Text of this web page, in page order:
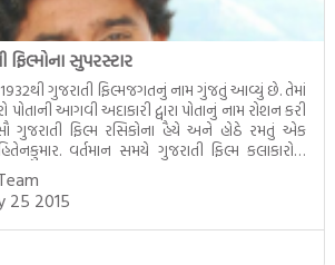
ફિલ્મોના સુપરસ્ટાર
ગુજરાતી ફિલ્મજગતનું નામ ગુંજતું આવ્યું છે. તેમાં
આગવી અદાકારી દ્વારા પોતાનું નામ રોશન કરી
ગુજરાતી ફિલ્મ રસિકોના હૈયે અને હોઠે રમતું એક
વર્તમાન સમયે ગુજરાતી ફિલ્મ કલાકારોમાં
પંક્તિમાં લેવાય છે. ગુજરાતી ભાષામાં તેઓ પોતાના
25 2015